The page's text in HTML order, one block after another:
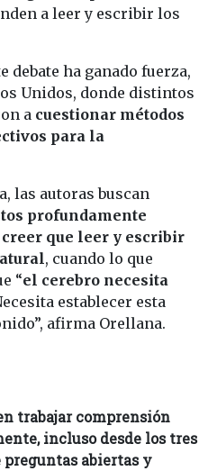
a leer y escribir los
debate ha ganado fuerza,
Unidos, donde distintos
a cuestionar métodos
para la
las autoras buscan
profundamente
creer que leer y escribir
, cuando lo que
“el cerebro necesita
establecer esta
afirma Orellana.
trabajar comprensión
incluso desde los tres
preguntas abiertas y